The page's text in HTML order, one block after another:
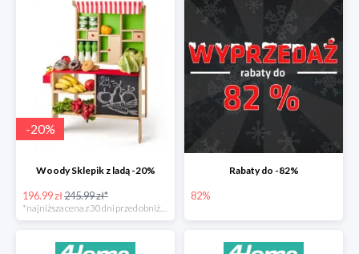
-20%
Woody Sklepik z ladą -20%
196.99 zł245.99 zł*
*najniższa cena z 30 dni przed obniżką
Rabaty do -82%
82%